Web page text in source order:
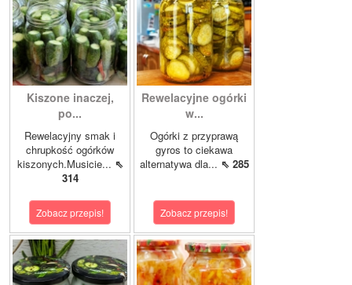
Kiszone inaczej,
po...
Rewelacyjny smak i
chrupkość ogórków
kiszonych.Musicie... ⇖
314
Zobacz przepis!
Rewelacyjne ogórki
w...
Ogórki z przyprawą
gyros to ciekawa
alternatywa dla... ⇖ 285
Zobacz przepis!